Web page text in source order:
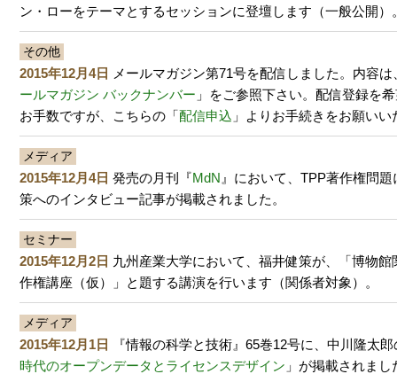
ン・ローをテーマとするセッションに登壇します（一般公開）
その他
2015年12月4日
メールマガジン第71号を配信しました。内容は
ールマガジン バックナンバー 」をご参照下さい。配信登録を
お手数ですが、こちらの「配信申込 」よりお手続きをお願いい
メディア
2015年12月4日 発売の月刊『MdN 』において、TPP著作権問
策へのインタビュー記事が掲載されました。
セミナー
2015年12月2日 九州産業大学において、福井健策が、「博物館
作権講座（仮）」と題する講演を行います（関係者対象）。
メディア
2015年12月1日
『情報の科学と技術』65巻12号に、中川隆太
時代のオープンデータとライセンスデザイン 」が掲載されまし